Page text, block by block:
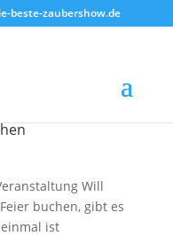
beste-zaubershow.de
Will
buchen, gibt es
ist